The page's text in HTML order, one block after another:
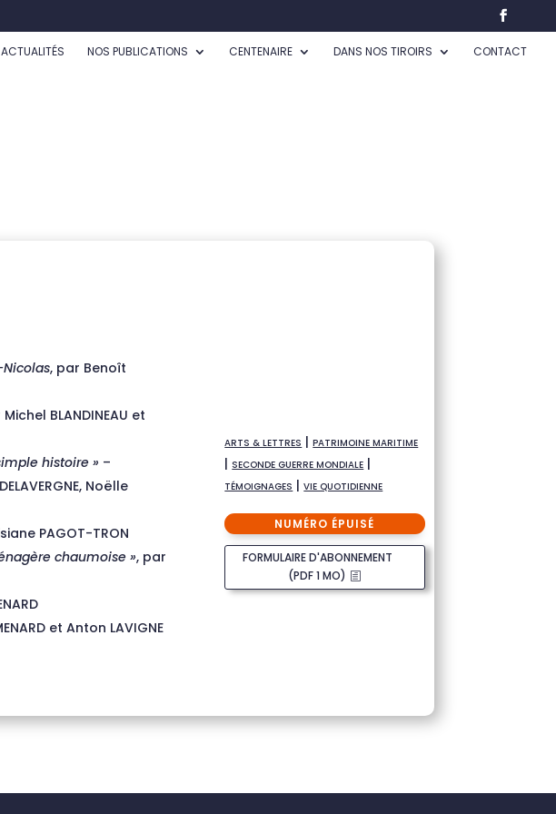
ACTUALITÉS NOS PUBLICATIONS CENTENAIRE DANS NOS TIROIRS CONTACT
, par Benoît
BLANDINEAU et
histoire » –
Noëlle
PAGOT-TRON
chaumoise », par
et Anton LAVIGNE
ARTS & LETTRES |PATRIMOINE MARITIME
| SECONDE GUERRE MONDIALE |
TÉMOIGNAGES |VIE QUOTIDIENNE
NUMÉRO ÉPUISÉ
FORMULAIRE D'ABONNEMENT
(PDF 1 MO)